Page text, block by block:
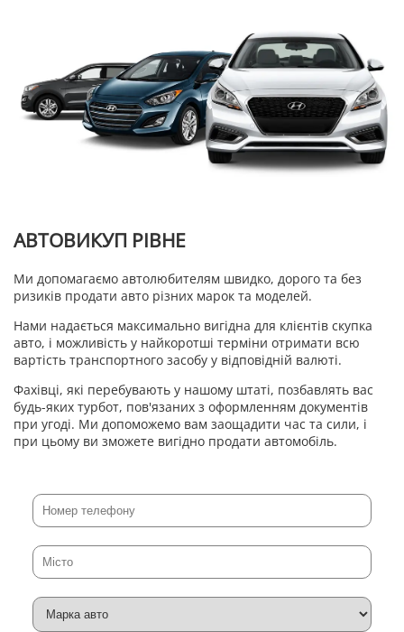
АВТОВИКУП РІВНЕ
Ми допомагаємо автолюбителям швидко, дорого та без
ризиків продати авто різних марок та моделей.
Нами надається максимально вигідна для клієнтів скупка
авто, і можливість у найкоротші терміни отримати всю
вартість транспортного засобу у відповідній валюті.
Фахівці, які перебувають у нашому штаті, позбавлять вас
будь-яких турбот, пов'язаних з оформленням документів
при угоді. Ми допоможемо вам заощадити час та сили, і
при цьому ви зможете вигідно продати автомобіль.